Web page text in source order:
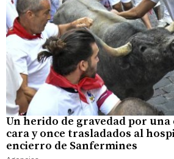
Un herido de gravedad por una
cara y once trasladados al
encierro de Sanfermines